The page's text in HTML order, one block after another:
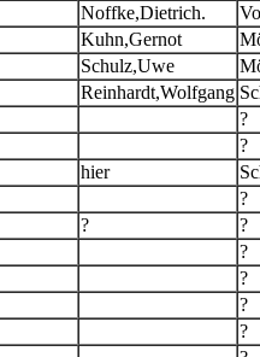
Noffke,Dietrich.
Kuhn,Gernot
Schulz,Uwe
Reinhardt,Wolfgang
?
?
hier
?
?
?
?
?
?
?